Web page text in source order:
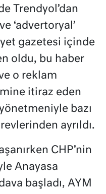
Trendyol’dan
‘advertoryal’
gazetesi içinde
oldu, bu haber
o reklam
itiraz eden
bazı
ayrıldı.
CHP’nin
Anayasa
başladı, AYM